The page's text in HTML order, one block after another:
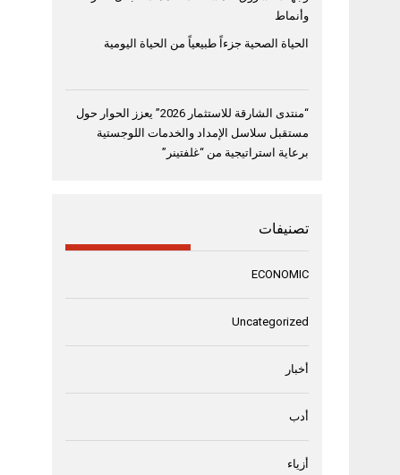
وأنماط
الحياة الصحية جزءاً طبيعياً من الحياة اليومية
“منتدى الشارقة للاستثمار 2026” يعزز الحوار حول
مستقبل سلاسل الإمداد والخدمات اللوجستية
برعاية استراتيجية من “غلفتينر”
تصنيفات
ECONOMIC
Uncategorized
أخبار
أدب
أزياء